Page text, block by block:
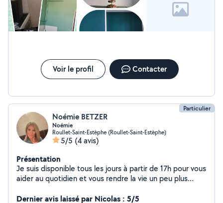
Voir le profil Contacter
Particulier
Noémie BETZER
Noémie
Roullet-Saint-Estèphe (Roullet-Saint-Estèphe)
5/5 (4 avis)
Présentation
Je suis disponible tous les jours à partir de 17h pour vous
aider au quotidien et vous rendre la vie un peu plus
Dernier avis laissé par Nicolas : 5/5